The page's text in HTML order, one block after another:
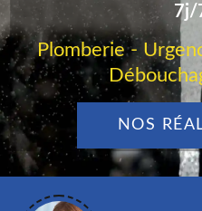
7j/
Plomberie -
NOS